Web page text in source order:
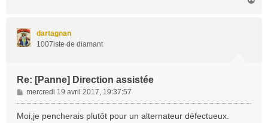
dartagnan
1007iste de diamant
Re: [Panne] Direction assistée
M
e
s
mercredi 19 avril 2017, 19:37:57
Moi,je pencherais plutôt pour un alternateur défectueux.